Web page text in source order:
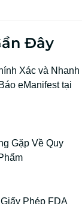
Đây
Xác và Nhanh
eManifest tại
Gặp Về Quy
Phép FDA